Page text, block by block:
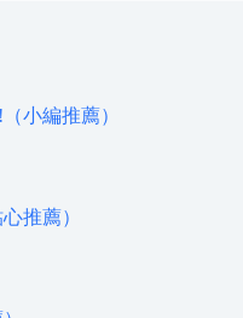
小編推薦）
推薦）